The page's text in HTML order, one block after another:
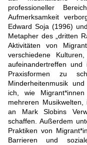
professioneller
Aufmerksamkeit
Edward Soja (1996)
Metapher des „dritten
Aktivitäten von
verschiedene
aufeinandertreffen
Praxisformen zu
Minderheitenmusik
ich, wie
mehreren Musikwelten,
an Mark Slobins
schaffen. Außerdem
Praktiken von
Barrieren und